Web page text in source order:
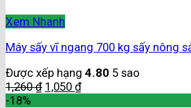
Xem Nhanh
Máy sấy vĩ ngang 700 kg sấy nông
Được xếp hạng 4.80 5 sao
1,260₫ 1,050 ₫
-18%